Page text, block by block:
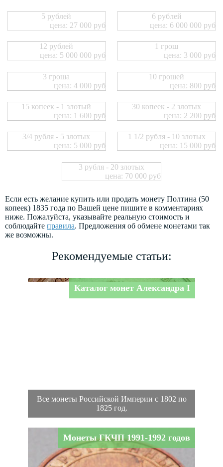
5 рублей
цена: 27 000 руб
6 рублей
цена: 6 000 000 руб
12 рублей
цена: 5 000 000 руб
1 грош
цена: 3 000 руб
3 гроша
цена: 4 000 руб
10 грошей
цена: 800 руб
15 копеек - 1 злотый
цена: 1 600 руб
30 копеек - 2 злотых
цена: 2 200 руб
3/4 рубля - 5 злотых
цена: 5 000 руб
1 1/2 рубля - 10 злотых
цена: 15 000 руб
3 рубля - 20 злотых
цена: 70 000 руб
Если есть желание купить или продать монету Полтина (50
копеек) 1835 года по Вашей цене пишите в комментариях
ниже. Пожалуйста, указывайте реальную стоимость и
соблюдайте правила. Предложения об обмене монетами так
же возможны.
Рекомендуемые статьи:
Каталог монет Александра I
Все монеты Российской Империи с 1802 по
1825 год.
Монеты ГКЧП 1991-1992 годов